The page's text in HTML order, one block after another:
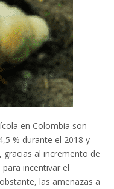
en Colombia son
% durante el 2018 y
al incremento de
incentivar el
las amenazas a